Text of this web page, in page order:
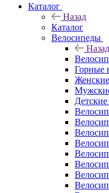
Каталог
Назад
Каталог
Велосипеды
Назад
Горные